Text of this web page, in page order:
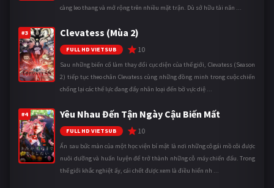
càng leo thang và mở rộng trên nhiều mặt trận. Dù sở hữu tài năn ...
#3 Clevatess (Mùa 2)
FULL HD VIETSUB 10
Sau những biến cố làm thay đổi cục diện của thế giới, Clevatess (Season
2) tiếp tục theo chân Clevatess cùng những đồng minh trong cuộc chiến
chống lại các thế lực đang đẩy nhân loại đến bờ vực diệ ...
#4 Yêu Nhau Đến Tận Ngày Cậu Biến Mất
FULL HD VIETSUB 10
Ẩn sau bức màn của một học viện bí mật là nơi những cô gái mồ côi được
nuôi dưỡng và huấn luyện để trở thành những cỗ máy chiến đấu. Trong
thế giới khắc nghiệt ấy, cái chết được xem là điều hiển nh ...